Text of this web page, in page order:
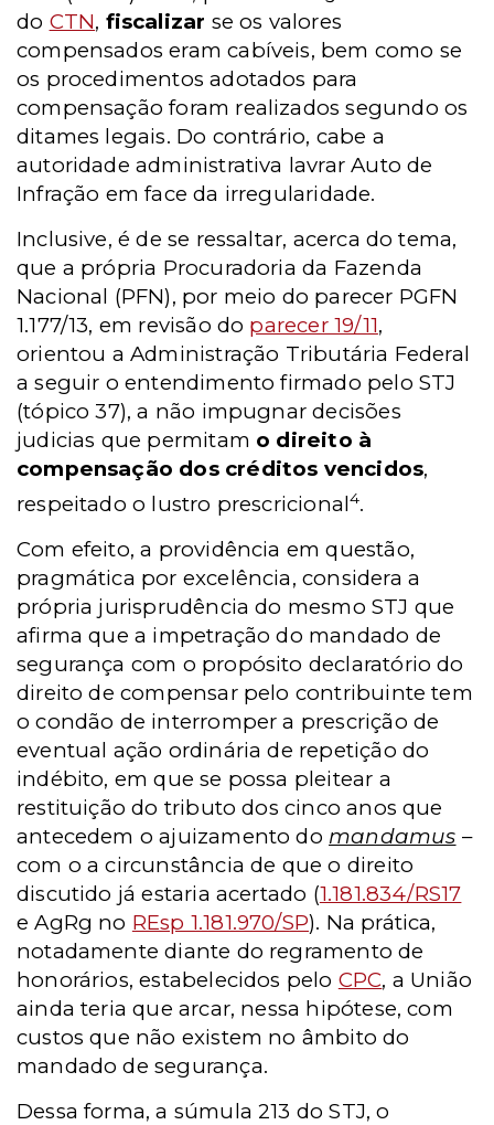
do CTN, fiscalizar se os valores
compensados eram cabíveis, bem como se
os procedimentos adotados para
compensação foram realizados segundo os
ditames legais. Do contrário, cabe a
autoridade administrativa lavrar Auto de
Infração em face da irregularidade.
Inclusive, é de se ressaltar, acerca do tema,
que a própria Procuradoria da Fazenda
Nacional (PFN), por meio do parecer PGFN
1.177/13, em revisão do parecer 19/11,
orientou a Administração Tributária Federal
a seguir o entendimento firmado pelo STJ
(tópico 37), a não impugnar decisões
judicias que permitam o direito à
compensação dos créditos vencidos,
respeitado o lustro prescricional4.
Com efeito, a providência em questão,
pragmática por excelência, considera a
própria jurisprudência do mesmo STJ que
afirma que a impetração do mandado de
segurança com o propósito declaratório do
direito de compensar pelo contribuinte tem
o condão de interromper a prescrição de
eventual ação ordinária de repetição do
indébito, em que se possa pleitear a
restituição do tributo dos cinco anos que
antecedem o ajuizamento do mandamus –
com o a circunstância de que o direito
discutido já estaria acertado (1.181.834/RS17
e AgRg no REsp 1.181.970/SP). Na prática,
notadamente diante do regramento de
honorários, estabelecidos pelo CPC, a União
ainda teria que arcar, nessa hipótese, com
custos que não existem no âmbito do
mandado de segurança.
Dessa forma, a súmula 213 do STJ, o